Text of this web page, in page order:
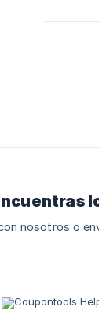
nosotros o